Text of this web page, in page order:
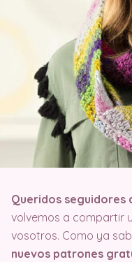
Queridos seguidores
volvemos a compartir
vosotros. Como ya
nuevos patrones